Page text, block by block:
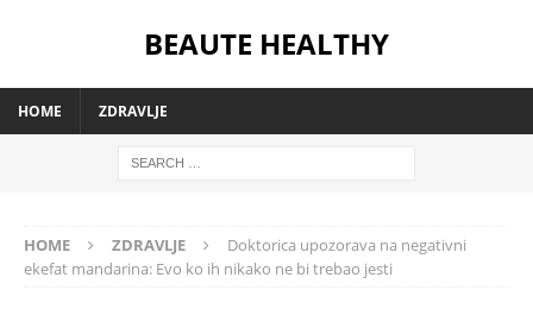
BEAUTE HEALTHY
HOME ZDRAVLJE
HOME ZDRAVLJE
Doktorica upozorava na negativni
ekefat mandarina: Evo ko ih nikako ne bi trebao jesti